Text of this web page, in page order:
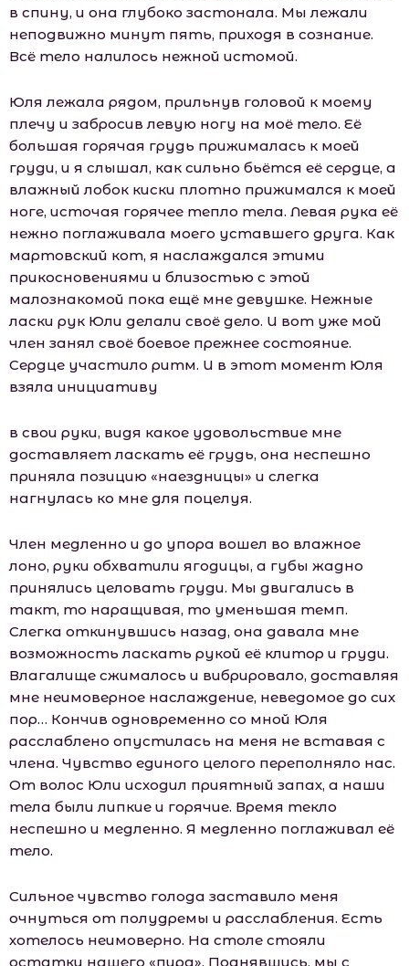
в спину, и она глубоко застонала. Мы лежали
неподвижно минут пять, приходя в сознание.
Всё тело налилось нежной истомой.
Юля лежала рядом, прильнув головой к моему
плечу и забросив левую ногу на моё тело. Её
большая горячая грудь прижималась к моей
груди, и я слышал, как сильно бьётся её сердце, а
влажный лобок киски плотно прижимался к моей
ноге, источая горячее тепло тела. Левая рука её
нежно поглаживала моего уставшего друга. Как
мартовский кот, я наслаждался этими
прикосновениями и близостью с этой
малознакомой пока ещё мне девушке. Нежные
ласки рук Юли делали своё дело. И вот уже мой
член занял своё боевое прежнее состояние.
Сердце участило ритм. И в этот момент Юля
взяла инициативу
в свои руки, видя какое удовольствие мне
доставляет ласкать её грудь, она неспешно
приняла позицию «наездницы» и слегка
нагнулась ко мне для поцелуя.
Член медленно и до упора вошел во влажное
лоно, руки обхватили ягодицы, а губы жадно
принялись целовать груди. Мы двигались в
такт, то наращивая, то уменьшая темп.
Слегка откинувшись назад, она давала мне
возможность ласкать рукой её клитор и груди.
Влагалище сжималось и вибрировало, доставляя
мне неимоверное наслаждение, неведомое до сих
пор… Кончив одновременно со мной Юля
расслаблено опустилась на меня не вставая с
члена. Чувство единого целого переполняло нас.
От волос Юли исходил приятный запах, а наши
тела были липкие и горячие. Время текло
неспешно и медленно. Я медленно поглаживал её
тело.
Сильное чувство голода заставило меня
очнуться от полудремы и расслабления. Есть
хотелось неимоверно. На столе стояли
остатки нашего «пира». Поднявшись, мы с